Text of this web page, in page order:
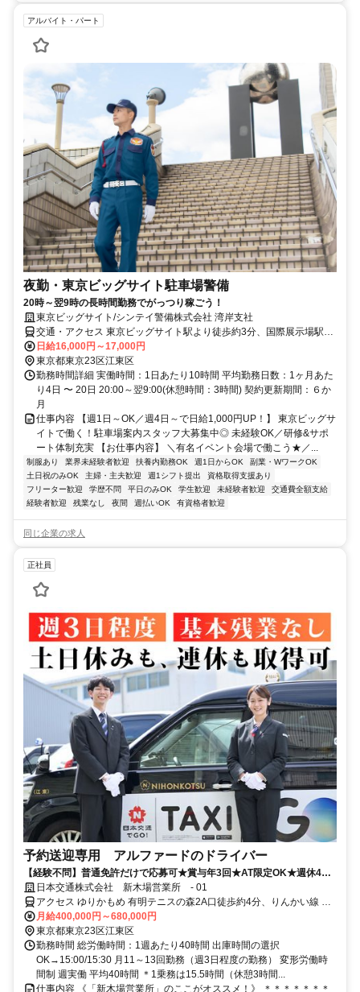
アルバイト・パート
夜勤・東京ビッグサイト駐車場警備
20時～翌9時の長時間勤務でがっつり稼ごう！
東京ビッグサイト/シンテイ警備株式会社 湾岸支社
交通・アクセス 東京ビッグサイト駅より徒歩約3分、国際展示場駅よ
り徒歩約7分
日給16,000円～17,000円
東京都東京23区江東区
勤務時間詳細 実働時間：1日あたり10時間 平均勤務日数：1ヶ月あた
り4日 〜 20日 20:00～翌9:00(休憩時間：3時間) 契約更新期間：６か
月
仕事内容 【週1日～OK／週4日～で日給1,000円UP！】 東京ビッグサ
イトで働く！駐車場案内スタッフ大募集中◎ 未経験OK／研修&サポ
ート体制充実 【お仕事内容】 ＼有名イベント会場で働こう★／...
制服あり 業界未経験者歓迎 扶養内勤務OK 週1日からOK
副業・WワークOK
土日祝のみOK
主婦・主夫歓迎 週1シフト提出
資格取得支援あり
フリーター歓迎
学歴不問 平日のみOK 学生歓迎 未経験者歓迎
交通費全額支給
経験者歓迎
残業なし 夜間 週払いOK 有資格者歓迎
同じ企業の求人
正社員
予約送迎専用 アルファードのドライバー
【経験不問】普通免許だけで応募可★賞与年3回★AT限定OK★週休4日
で月給40万円保証★若手活躍中
日本交通株式会社 新木場営業所 - 01
アクセス ゆりかもめ 有明テニスの森2A口徒歩約4分、りんかい線 国
際展示場（りんかい線）A口徒歩約9分
月給400,000円～680,000円
東京都東京23区江東区
勤務時間 総労働時間：1週あたり40時間 出庫時間の選択
OK→15:00/15:30 月11～13回勤務（週3日程度の勤務） 変形労働時
間制 週実働 平均40時間 ＊1乗務は15.5時間（休憩3時間...
仕事内容 《「新木場営業所」のここがオススメ！》 ＊＊＊＊＊＊＊